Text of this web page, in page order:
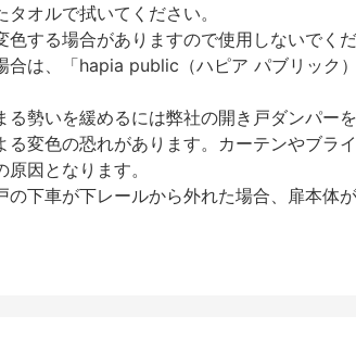
オルで拭いてください。
する場合がありますので使用しないでく
は、「hapia public（ハピア パブリック
勢いを緩めるには弊社の開き戸ダンパー
変色の恐れがあります。カーテンやブラ
因となります。
下車が下レールから外れた場合、扉本体